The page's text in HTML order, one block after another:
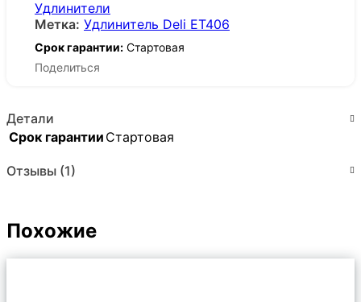
Удлинители
Метка: Удлинитель Deli ET406
Срок гарантии: Стартовая
Поделиться
Детали
Срок гарантии Стартовая
Отзывы (1)
Похожие